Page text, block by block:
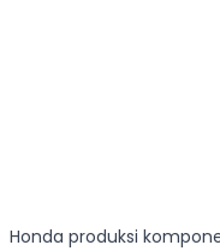
Honda produksi